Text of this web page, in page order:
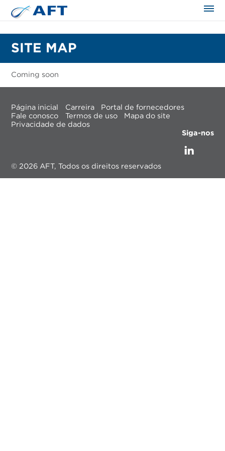
SITE MAP
Coming soon
Página inicial Carreira
Portal de fornecedores
Fale conosco
Termos de uso
Mapa do site
Privacidade de dados
Siga-nos
© 2026 AFT, Todos os direitos reservados